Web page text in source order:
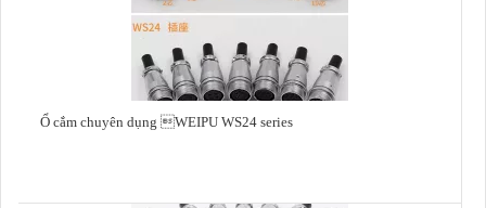
Ổ cắm chuyên dụng WEIPU WS24 series